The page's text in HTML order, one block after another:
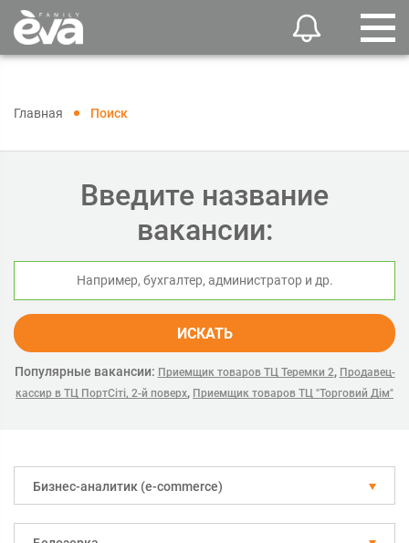
Главная Поиск
Введите название
вакансии:
ИСКАТЬ
Популярные вакансии: Приемщик товаров ТЦ Теремки 2, Продавец-
кассир в ТЦ ПортСіті, 2-й поверх, Приемщик товаров ТЦ "Торговий Дім"
Бизнес-аналитик (e-commerce)